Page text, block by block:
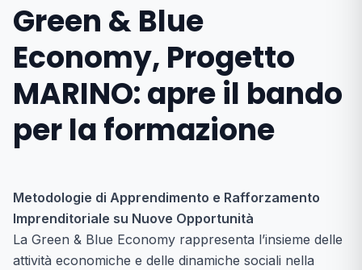
Green & Blue
Economy, Progetto
MARINO: apre il bando
per la formazione
Metodologie di Apprendimento e Rafforzamento
Imprenditoriale su Nuove Opportunità
La Green & Blue Economy rappresenta l’insieme delle
attività economiche e delle dinamiche sociali nella